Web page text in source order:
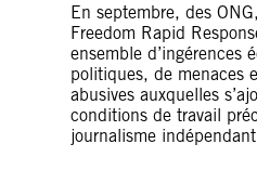
En septembre, des
Freedom Rapid
ensemble d’ingérences
politiques, de menaces
abusives auxquelles
conditions de travail
journalisme